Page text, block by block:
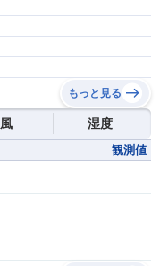
もっと見る
風 湿度
観測値